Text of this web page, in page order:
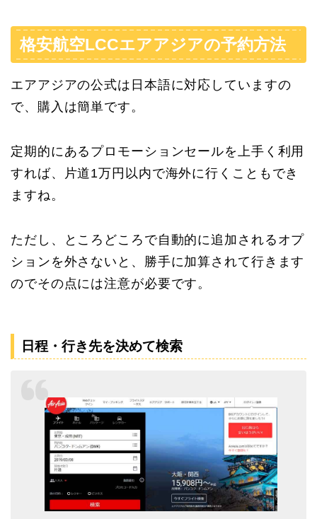
格安航空LCCエアアジアの予約方法
エアアジアの公式は日本語に対応していますの
で、購入は簡単です。
定期的にあるプロモーションセールを上手く利用
すれば、片道1万円以内で海外に行くこともでき
ますね。
ただし、ところどころで自動的に追加されるオプ
ションを外さないと、勝手に加算されて行きます
のでその点には注意が必要です。
日程・行き先を決めて検索